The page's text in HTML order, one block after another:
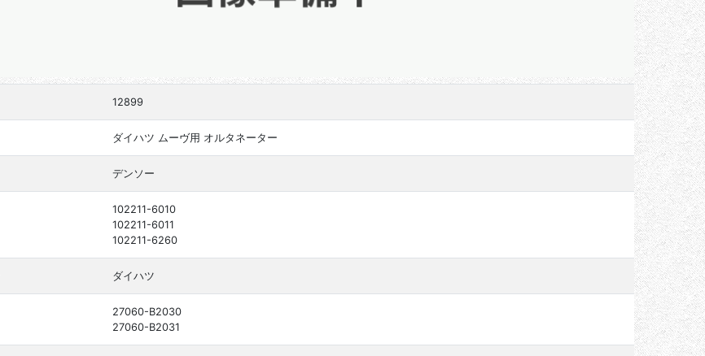
12899
ダイハツ ムーヴ用 オルタネーター
デンソー
102211-6010
102211-6011
102211-6260
ダイハツ
27060-B2030
27060-B2031